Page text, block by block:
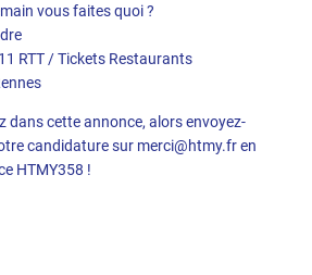
vous faites quoi ?
RTT / Tickets Restaurants
dans cette annonce, alors envoyez-
candidature sur merci@htmy.fr en
HTMY358 !